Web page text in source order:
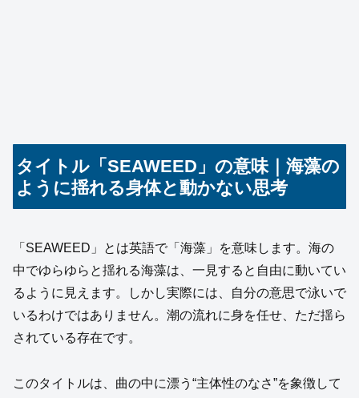
タイトル「SEAWEED」の意味｜海藻の
ように揺れる身体と動かない思考
「SEAWEED」とは英語で「海藻」を意味します。海の
中でゆらゆらと揺れる海藻は、一見すると自由に動いてい
るように見えます。しかし実際には、自分の意思で泳いで
いるわけではありません。潮の流れに身を任せ、ただ揺ら
されている存在です。
このタイトルは、曲の中に漂う“主体性のなさ”を象徴して